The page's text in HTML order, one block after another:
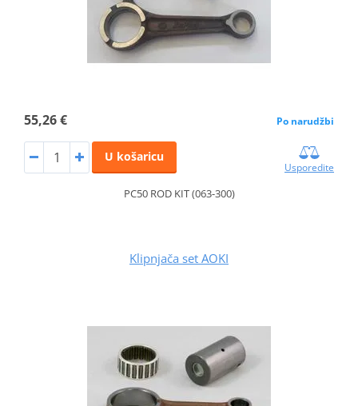
55,26 € Po narudžbi
U košaricu
Usporedite
PC50 ROD KIT (063-300)
Klipnjača set AOKI